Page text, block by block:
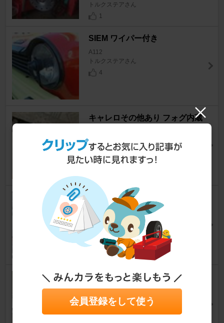
トルクステアさん
1
SIEM ワイパー付き
A112
トルクステアさん
4
キャレロその他あり フォグ内蔵
A112
トルクステアさん
1
APMC カーボンボンネット
A112
トルクステアさん
2
内装
A112
nichaさん
会員登録をして使う